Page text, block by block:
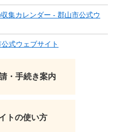
集カレンダー - 郡山市公式ウ
式ウェブサイト
・手続き案内
トの使い方